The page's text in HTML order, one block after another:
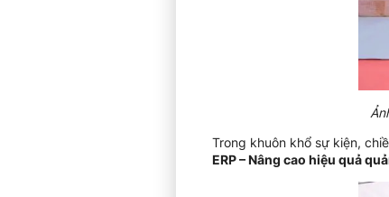
Trong khuôn khổ sự kiện,
ERP – Nâng cao hiệu quả